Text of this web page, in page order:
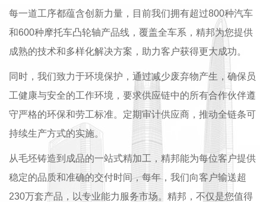
每一道工序都蕴含创新力量，目前我们拥有超过800种汽车
和600种摩托车凸轮轴产品线，覆盖全车系，精邦为您提供
成熟的技术和多样化解决方案，助力客户获得更大成功。
同时，我们致力于环境保护，通过减少废弃物产生，确保员
工健康与安全的工作环境，要求供应链中的所有合作伙伴遵
守严格的环保和劳工标准。定期审计供应商，推动全链条可
持续生产方式的实施。
从毛坯铸造到成品的一站式精加工，精邦能为每位客户提供
稳定的品质和准确的交付时间，每年，我们向客户输送超
230万套产品，以专业能力服务市场。精邦，不仅是您值得